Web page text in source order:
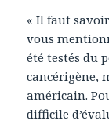
« Il faut
vous
été testés du
cancérigène,
américain.
difficile